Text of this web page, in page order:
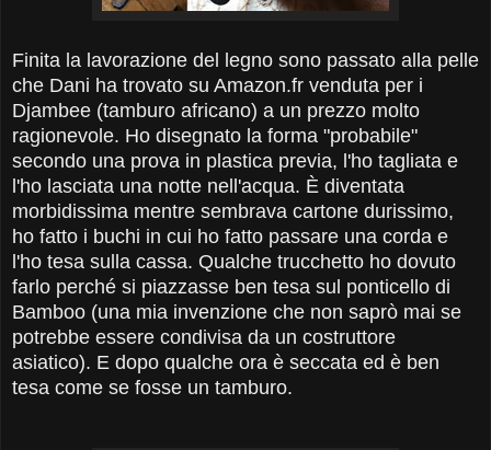
Finita la lavorazione del legno sono passato alla pelle
che Dani ha trovato su Amazon.fr venduta per i
Djambee (tamburo africano) a un prezzo molto
ragionevole. Ho disegnato la forma "probabile"
secondo una prova in plastica previa, l'ho tagliata e
l'ho lasciata una notte nell'acqua. È diventata
morbidissima mentre sembrava cartone durissimo,
ho fatto i buchi in cui ho fatto passare una corda e
l'ho tesa sulla cassa. Qualche trucchetto ho dovuto
farlo perché si piazzasse ben tesa sul ponticello di
Bamboo (una mia invenzione che non saprò mai se
potrebbe essere condivisa da un costruttore
asiatico). E dopo qualche ora è seccata ed è ben
tesa come se fosse un tamburo.